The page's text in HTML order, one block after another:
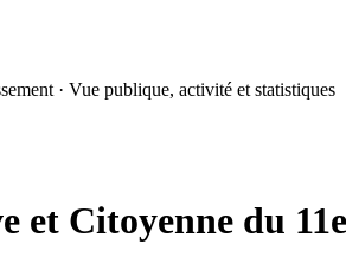
· Vue publique, activité et statistiques
et Citoyenne du